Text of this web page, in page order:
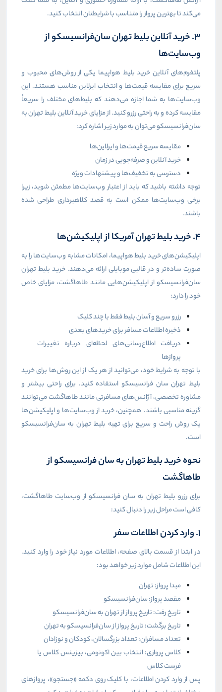
می‌کند تا بهترین پرواز را متناسب با شرایطتان انتخاب کنید.
3. خرید آنلاین بلیط تهران سان‌فرانسیسکو از
وب‌سایت‌ها
پلتفرم‌های آنلاین خرید بلیط هواپیما یکی از روش‌های محبوب و
سریع برای مقایسه قیمت‌ها و انتخاب ایرلاین مناسب هستند. این
وب‌سایت‌ها به شما اجازه می‌دهند که بلیط‌های مختلف را سریعاً
مقایسه کرده و به راحتی رزرو کنید. از مزایای خرید آنلاین بلیط تهران به
سان‌فرانسیسکو می‌توان به موارد زیر اشاره کرد:
مقایسه سریع قیمت‌ها و ایرلاین‌ها
خرید آنلاین و صرفه‌جویی در زمان
دسترسی به تخفیف‌ها و پیشنهادات ویژه
توجه داشته باشید که باید از اعتبار وب‌سایت‌ها مطمئن شوید، زیرا
برخی وب‌سایت‌ها ممکن است به قصد کلاهبرداری طراحی شده
باشند.
4. خرید بلیط تهران آمریکا از اپلیکیشن‌ها
اپلیکیشن‌های خرید بلیط هواپیما، امکانات مشابه وب‌سایت‌ها را به
صورت ساده‌تر و در قالبی موبایلی ارائه می‌دهند. خرید بلیط تهران
سان‌فرانسیسکو از اپلیکیشن‌هایی مانند طاهاگشت، مزایای خاص
خود را دارد:
رزرو سریع و آسان بلیط فقط با چند کلیک
ذخیره اطلاعات مسافر برای خریدهای بعدی
دریافت اطلاع‌رسانی‌های لحظه‌ای درباره تغییرات
پروازها
با توجه به شرایط خود، می‌توانید از هر یک از این روش‌ها برای خرید
بلیط تهران سان فرانسیسکو استفاده کنید. برای راحتی بیشتر و
مشاوره تخصصی، آژانس‌های مسافرتی مانند طاهاگشت می‌توانند
گزینه مناسبی باشند. همچنین، خرید از وب‌سایت‌ها و اپلیکیشن‌ها
یک روش راحت و سریع برای تهیه بلیط تهران به سان‌فرانسیسکو
است.
نحوه خرید بلیط تهران به سان فرانسیسکو از
طاهاگشت
برای رزرو بلیط تهران به سان فرانسیسکو از وب‌سایت طاهاگشت،
کافی است مراحل زیر را دنبال کنید:
1. وارد کردن اطلاعات سفر
در ابتدا از قسمت بالای صفحه، اطلاعات مورد نیاز خود را وارد کنید.
این اطلاعات شامل موارد زیر خواهد بود:
مبدا پرواز: تهران
مقصد پرواز: سان‌فرانسیسکو
تاریخ رفت: تاریخ پرواز از تهران به سان‌فرانسیسکو
تاریخ برگشت: تاریخ پرواز از سان‌فرانسیسکو به تهران
تعداد مسافران: تعداد بزرگسالان، کودکان و نوزادان
کلاس پروازی: انتخاب بین اکونومی، بیزینس کلاس یا
فرست کلاس
پس از وارد کردن اطلاعات، با کلیک روی دکمه «جستجو»، پروازهای